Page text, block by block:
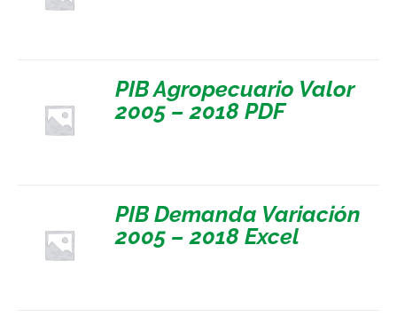
PIB Agropecuario Valor
2005 – 2018 PDF
PIB Demanda Variación
2005 – 2018 Excel